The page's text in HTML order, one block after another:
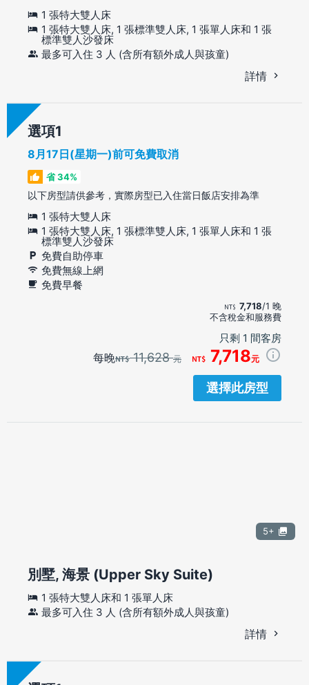
1 張特大雙人床
1 張特大雙人床, 1 張標準雙人床, 1 張單人床和 1 張
標準雙人沙發床
最多可入住 3 人 (含所有額外成人與孩童)
詳情
選項
8月17日(星期一)前可免費取消
省 34%
以下房型請供參考，實際房型已入住當日飯店安排為準
1 張特大雙人床
1 張特大雙人床, 1 張標準雙人床, 1 張單人床和 1 張
標準雙人沙發床
免費自助停車
免費無線上網
免費早餐
7,718/1 晚
不含稅金和服務費
只剩 1 間客房
每晚 11,628元 7,718元
選擇此房型
5+
別墅, 海景 (Upper Sky Suite)
1 張特大雙人床和 1 張單人床
最多可入住 3 人 (含所有額外成人與孩童)
詳情